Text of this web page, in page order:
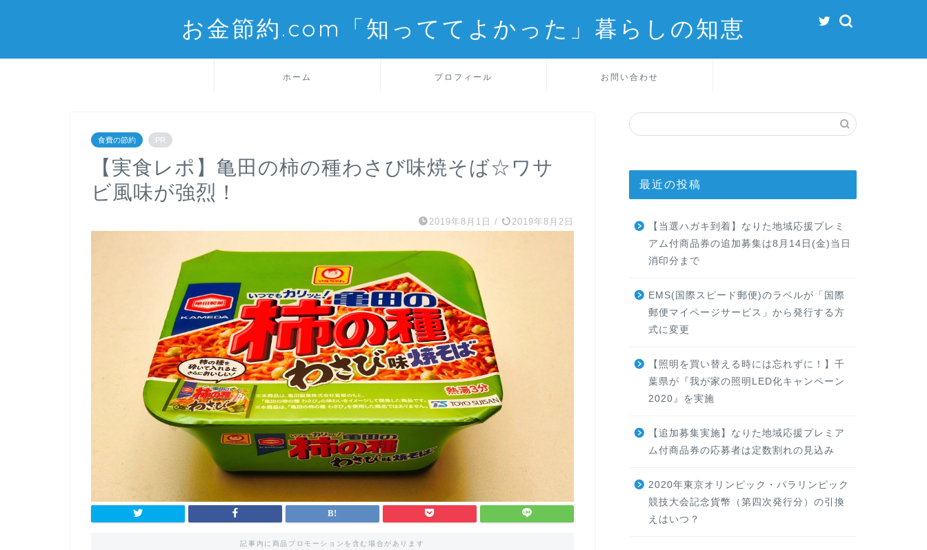
お金節約.com「知っててよかった」暮らしの知恵
ホーム プロフィール お問い合わせ
食費の節約 PR
【実食レポ】亀田の柿の種わさび味焼そば☆ワサ
ビ風味が強烈！
2019年8月1日 / 2019年8月2日
記事内に商品プロモーションを含む場合があります
最近の投稿
【当選ハガキ到着】なりた地域応援プレミ
アム付商品券の追加募集は8月14日(金)当日
消印分まで
EMS(国際スピード郵便)のラベルが「国際
郵便マイページサービス」から発行する方
式に変更
【照明を買い替える時には忘れずに！】千
葉県が『我が家の照明LED化キャンペーン
2020』を実施
【追加募集実施】なりた地域応援プレミア
ム付商品券の応募者は定数割れの見込み
2020年東京オリンピック・パラリンピック
競技大会記念貨幣（第四次発行分）の引換
えはいつ？